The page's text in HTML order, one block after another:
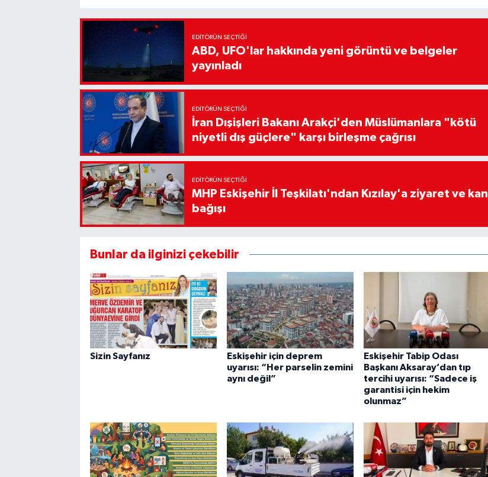
EDITÖRÜN SEÇTIĞI
ABD, UFO'lar hakkında yeni görüntü ve belgeler
yayınladı
EDITÖRÜN SEÇTIĞI
İran Dışişleri Bakanı Arakçi'den Müslümanlara "kötü
niyetli dış güçlere" karşı birleşme çağrısı
EDITÖRÜN SEÇTIĞI
MHP Eskişehir İl Teşkilatı'ndan Kızılay'a ziyaret ve kan
bağışı
Bunlar da ilginizi çekebilir
Sizin Sayfanız
Eskişehir için deprem
uyarısı: “Her parselin zemini
aynı değil”
Eskişehir Tabip Odası
Başkanı Aksaray’dan tıp
tercihi uyarısı: “Sadece iş
garantisi için hekim
olunmaz”